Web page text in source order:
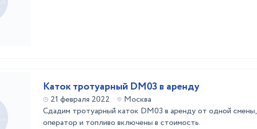
Каток тротуарный DM03 в аренду
21 февраля 2022
Москва
Сдадим тротуарный каток DM03 в аренду от одной смены,
оператор и топливо включены в стоимость.